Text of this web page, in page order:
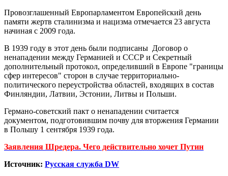
Провозглашенный Европарламентом Европейский день
памяти жертв сталинизма и нацизма отмечается 23 августа
начиная с 2009 года.
В 1939 году в этот день были подписаны Договор о
ненападении между Германией и СССР и Секретный
дополнительный протокол, определивший в Европе "границы
сфер интересов" сторон в случае территориально-
политического переустройства областей, входящих в состав
Финляндии, Латвии, Эстонии, Литвы и Польши.
Германо-советский пакт о ненападении считается
документом, подготовившим почву для вторжения Германии
в Польшу 1 сентября 1939 года.
Заявления Шредера. Чего действительно хочет Путин
Источник: Русская служба DW